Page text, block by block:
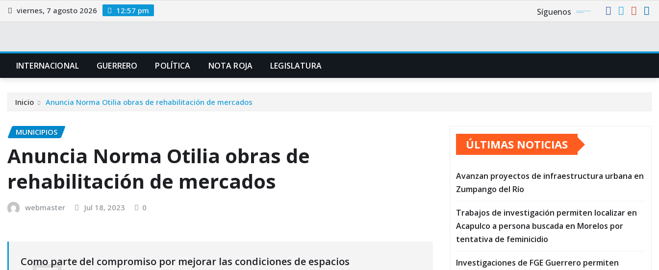
Saltar
al
viernes, 7 agosto 2026 12:57 pm Síguenos
INTERNACIONAL GUERRERO POLÍTICA NOTA ROJA LEGISLATURA
Inicio Anuncia Norma Otilia obras de rehabilitación de mercados
MUNICIPIOS
Anuncia Norma Otilia obras de
rehabilitación de mercados
webmaster Jul 18, 2023 0
Como parte del compromiso por mejorar las condiciones de espacios
ÚLTIMAS NOTICIAS
Avanzan proyectos de infraestructura urbana en
Zumpango del Río
Trabajos de investigación permiten localizar en
Acapulco a persona buscada en Morelos por
tentativa de feminicidio
Investigaciones de FGE Guerrero permiten